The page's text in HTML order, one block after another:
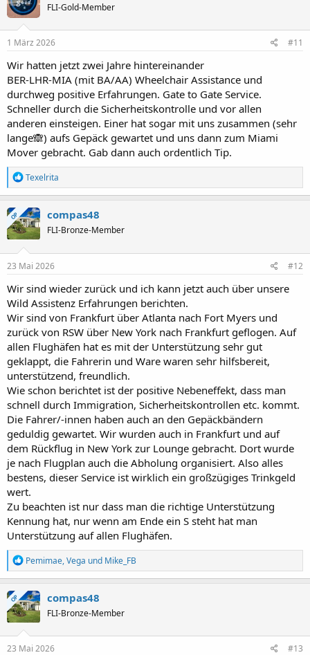
FLI-Gold-Member
1 März 2026 #11
Wir hatten jetzt zwei Jahre hintereinander
BER-LHR-MIA (mit BA/AA) Wheelchair Assistance und
durchweg positive Erfahrungen. Gate to Gate Service.
Schneller durch die Sicherheitskontrolle und vor allen
anderen einsteigen. Einer hat sogar mit uns zusammen (sehr
lange🙈) aufs Gepäck gewartet und uns dann zum Miami
Mover gebracht. Gab dann auch ordentlich Tip.
R
e
a
k
t
i
o
n
e
:
Texelrita
OP compas48
FLI-Bronze-Member
23 Mai 2026 #12
Wir sind wieder zurück und ich kann jetzt auch über unsere
Wild Assistenz Erfahrungen berichten.
Wir sind von Frankfurt über Atlanta nach Fort Myers und
zurück von RSW über New York nach Frankfurt geflogen. Auf
allen Flughäfen hat es mit der Unterstützung sehr gut
geklappt, die Fahrerin und Ware waren sehr hilfsbereit,
unterstützend, freundlich.
Wie schon berichtet ist der positive Nebeneffekt, dass man
schnell durch Immigration, Sicherheitskontrollen etc. kommt.
Die Fahrer/-innen haben auch an den Gepäckbändern
geduldig gewartet. Wir wurden auch in Frankfurt und auf
dem Rückflug in New York zur Lounge gebracht. Dort wurde
je nach Flugplan auch die Abholung organisiert. Also alles
bestens, dieser Service ist wirklich ein großzügiges Trinkgeld
wert.
Zu beachten ist nur dass man die richtige Unterstützung
Kennung hat, nur wenn am Ende ein S steht hat man
Unterstützung auf allen Flughäfen.
R
e
a
k
t
i
o
n
e
Pemimae,Vega und Mike_FB
OP compas48
FLI-Bronze-Member
23 Mai 2026 #13